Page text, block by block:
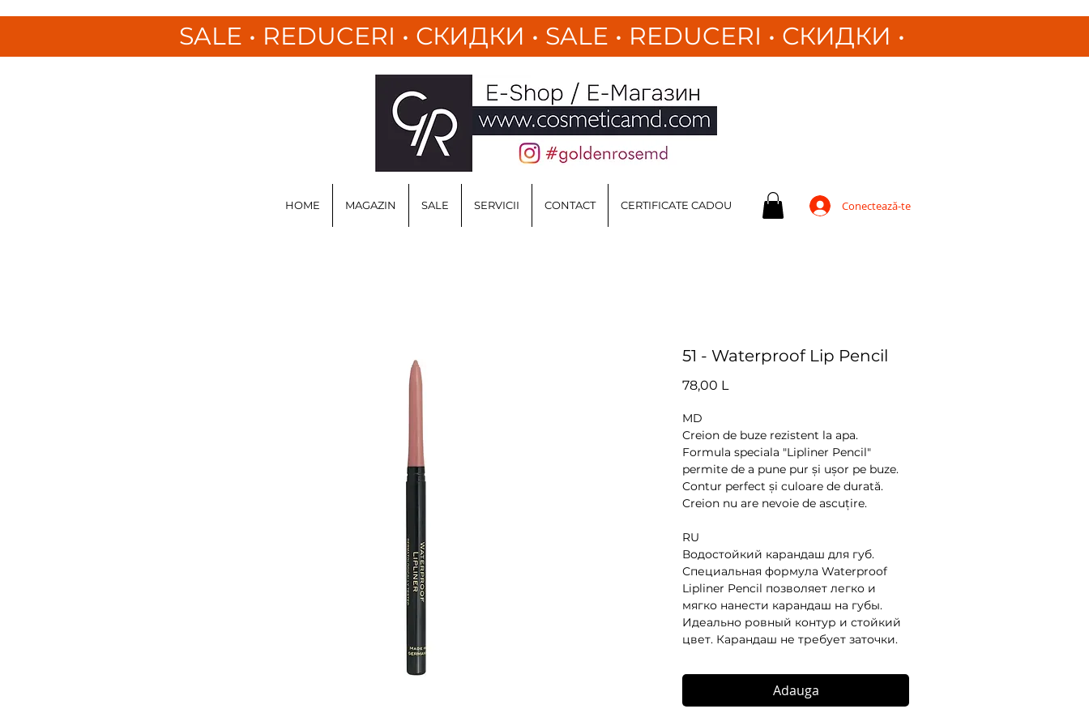
SALE • REDUCERI • СКИДКИ • SALE • REDUCERI • СКИДКИ •
HOME MAGAZIN SALE SERVICII CONTACT CERTIFICATE CADOU Conectează-te
51 - Waterproof Lip Pencil
78,00 L
MD
Creion de buze rezistent la apa.
Formula speciala "Lipliner Pencil"
permite de a pune pur și ușor pe buze.
Contur perfect și culoare de durată.
Creion nu are nevoie de ascuțire.
RU
Водостойкий карандаш для губ.
Специальная формула Waterproof
Lipliner Pencil позволяет легко и
мягко нанести карандаш на губы.
Идеально ровный контур и стойкий
цвет. Карандаш не требует заточки.
Adauga